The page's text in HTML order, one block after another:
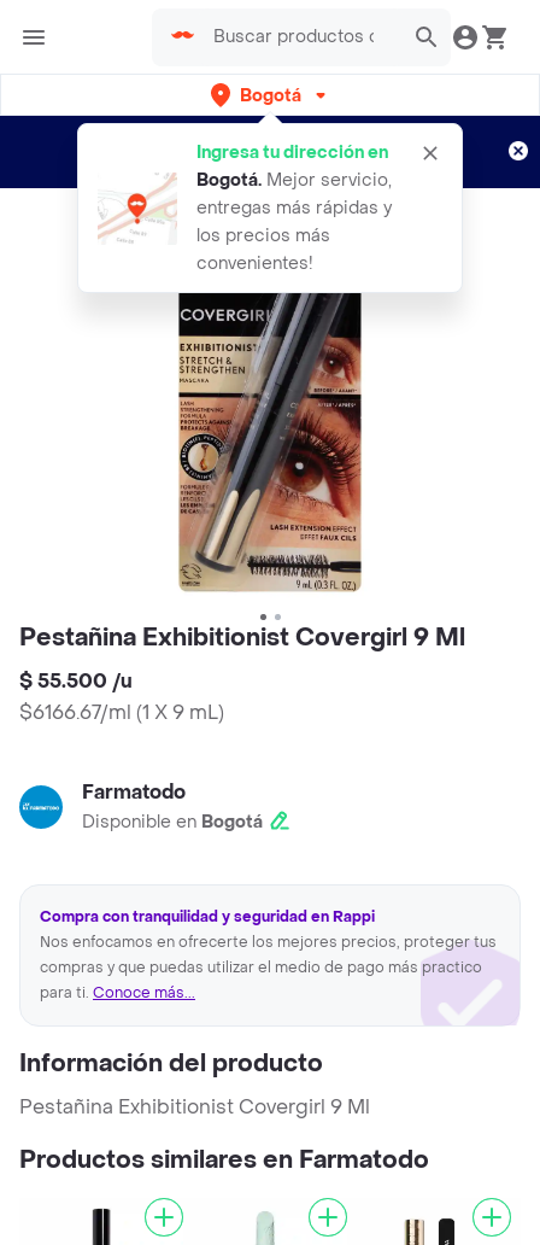
Bogotá
Ingresa tu dirección en
Bogotá. Mejor servicio,
entregas más rápidas y
los precios más
convenientes!
envíos gratis por semanas
Aplican TyC
Pestañina Exhibitionist Covergirl 9 Ml
$ 55.500 /u
$6166.67/ml (1 X 9 mL)
Farmatodo
Disponible en Bogotá
Compra con tranquilidad y seguridad en Rappi
Nos enfocamos en ofrecerte los mejores precios, proteger tus
compras y que puedas utilizar el medio de pago más practico
para ti. Conoce más...
Información del producto
Pestañina Exhibitionist Covergirl 9 Ml
Productos similares en Farmatodo